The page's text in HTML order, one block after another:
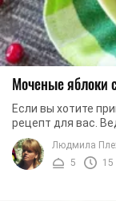
Моченые яблоки
Если вы хотите
рецепт для вас.
закуску, которая
Людмила
5
15